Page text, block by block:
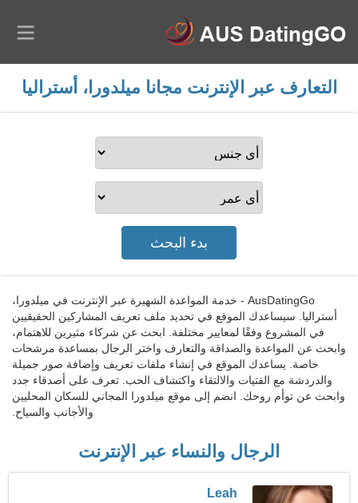
التعارف عبر الإنترنت مجانا ميلدورا، أستراليا
AusDatingGo - خدمة المواعدة الشهيرة عبر الإنترنت في ميلدورا،
أستراليا. سيساعدك الموقع في تحديد ملف تعريف المشاركين الحقيقيين
في المشروع وفقًا لمعايير مختلفة. ابحث عن شركاء مثيرين للاهتمام،
وابحث عن المواعدة والصداقة والتعارف واختر الرجال بمساعدة مرشحات
خاصة. يساعدك الموقع في إنشاء ملفات تعريف وإضافة صور جميلة
والدردشة مع الفتيات والالتقاء واكتشاف الحب. تعرف على أصدقاء جدد
وابحث عن توأم روحك. انضم إلى موقع ميلدورا المجاني للسكان المحليين
والأجانب والسياح.
الرجال والنساء عبر الإنترنت
Leah